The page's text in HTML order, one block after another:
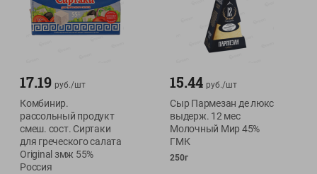
17.19 руб./шт
Комбинир.
рассольный продукт
смеш. сост. Сиртаки
для греческого салата
Original змж 55%
Россия
15.44 руб./шт
Сыр Пармезан де люкс
выдерж. 12 мес
Молочный Мир 45%
ГМК
250г